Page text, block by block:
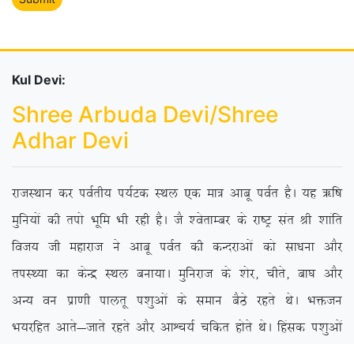
Kul Devi:
Shree Arbuda Devi/Shree
Adhar Devi
jktLFkku dj ioZrh; i;ZVd LFky ,d ek= vkcw ioZr gSA ;g _f”k
eqfu;ksa dh riks Hkwfe Hkh jgh gSA tS ‘osrkEcj ds jk”Vª lar Jh ‘kkafr
fot; th egkjkt us vkcw ioZr dh dUnjkvksa dks lk/kuk vkSj
riLF;k dk dsUæ LFky cuk;kA eqfujkt ds ‘ksj] phrs] ck?k vkSj
vU; ou izk.kh ikyrw i'kqvksa ds leku cSBs jgrs FksA Hkätu
Hk;jfgr vkrs&tkrs jgrs vkSj vkÜp;Z pfdr gksrs FksA fgald i’kqvksa